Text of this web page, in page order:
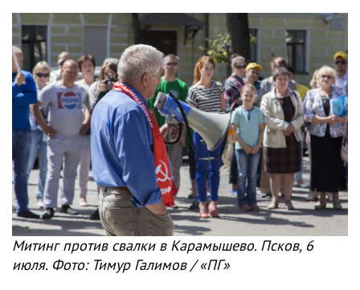
Митинг против свалки в Карамышево. Псков, 6
июля. Фото: Тимур Галимов / «ПГ»